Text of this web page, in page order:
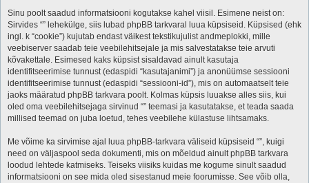
Sinu poolt saadud informatsiooni kogutakse kahel viisil. Esimene neist on:
Sirvides “” lehekülge, siis lubad phpBB tarkvaral luua küpsiseid. Küpsised (ehk
ingl. k “cookie”) kujutab endast väikest tekstikujulist andmeplokki, mille
veebiserver saadab teie veebilehitsejale ja mis salvestatakse teie arvuti
kõvakettale. Esimesed kaks küpsist sisaldavad ainult kasutaja
identifitseerimise tunnust (edaspidi “kasutajanimi”) ja anonüümse sessiooni
identifitseerimise tunnust (edaspidi “sessiooni-id”), mis on automaatselt teie
jaoks määratud phpBB tarkvara poolt. Kolmas küpsis luuakse alles siis, kui
oled oma veebilehitsejaga sirvinud “” teemasi ja kasutatakse, et teada saada
millised teemad on juba loetud, tehes veebilehe külastuse lihtsamaks.
Me võime ka sirvimise ajal luua phpBB-tarkvara väliseid küpsiseid “”, kuigi
need on väljaspool seda dokumenti, mis on mõeldud ainult phpBB tarkvara
loodud lehtede katmiseks. Teiseks viisiks kuidas me kogume sinult saadud
informatsiooni on see mida oled sisestanud meie foorumisse. See võib olla,